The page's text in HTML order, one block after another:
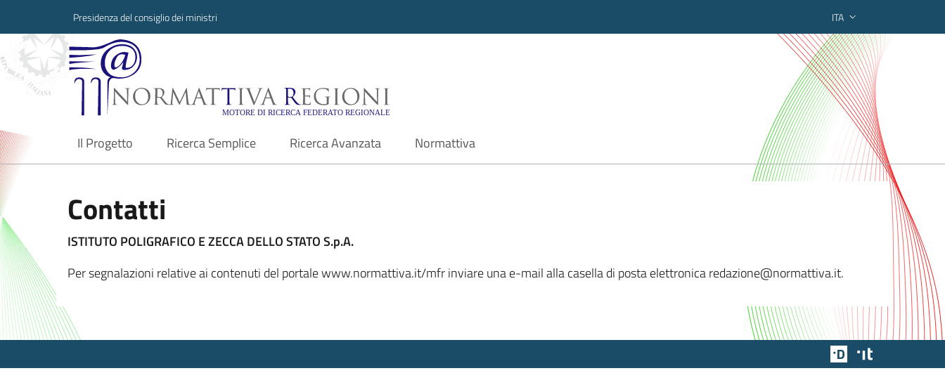
Presidenza del consiglio dei ministri ITA
Normattiva Regioni - Motore di ricerca federato regionale
Il Progetto
current Ricerca Semplice Ricerca Avanzata Normattiva
Contatti
ISTITUTO POLIGRAFICO E ZECCA DELLO STATO S.p.A.
Per segnalazioni relative ai contenuti del portale www.normattiva.it/mfr inviare una e-mail alla casella di posta elettronica redazione@normattiva.it.
Team Digitale